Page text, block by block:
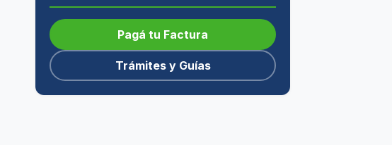
Pagá tu Factura
Trámites y Guías